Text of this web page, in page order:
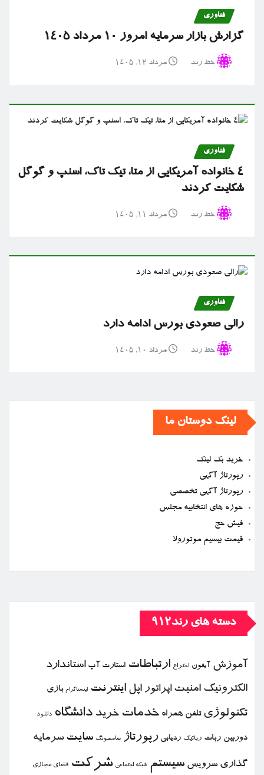
فناوری
گزارش بازار سرمایه امروز ۱۰ مرداد ۱۴۰۵
خط رند مرداد ۱۲, ۱۴۰۵
فناوری
۴ خانواده آمریکایی از متا، تیک تاک، اسنپ و گوگل
شکایت کردند
خط رند مرداد ۱۱, ۱۴۰۵
فناوری
رالی صعودی بورس ادامه دارد
خط رند مرداد ۱۰, ۱۴۰۵
لینک دوستان ما
خرید بک لینک
رپورتاژ آگهی
رپورتاژ آگهی تخصصی
حوزه های انتخابیه مجلس
فیش حج
قیمت بیسیم موتورولا
دسته های رند912
آموزش آیفون اختراع ارتباطات استارت آپ استاندارد
الكترونیك امنیت اپراتور اپل اینترنت اینستاگرام بازی
تكنولوژی تلفن همراه خدمات خرید دانشگاه دانلود
دوربین ربات رباتیك ردیابی رپورتاژ سامسونگ سایت سرمایه
گذاری سرویس سیستم شبكه اجتماعی شركت فضای مجازی